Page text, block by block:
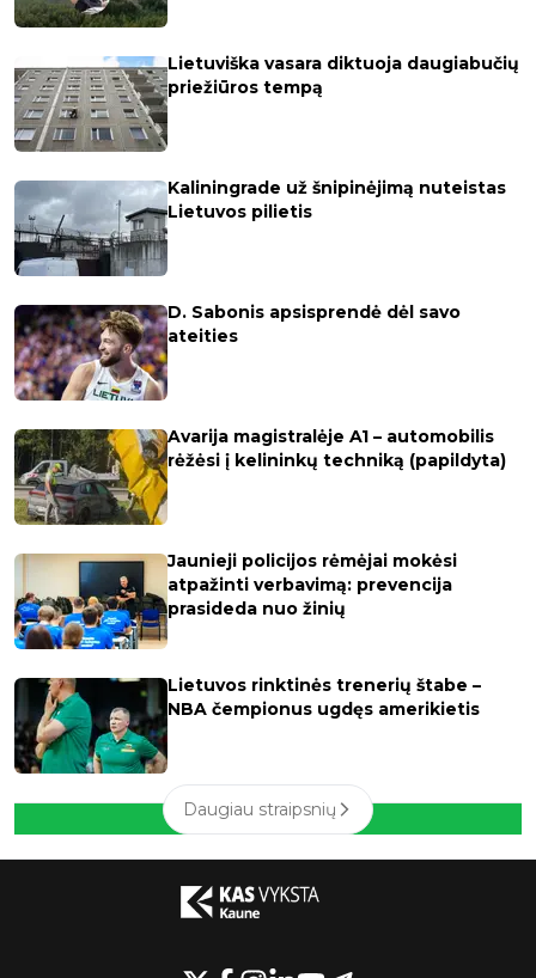
Lietuviška vasara diktuoja daugiabučių
priežiūros tempą
Kaliningrade už šnipinėjimą nuteistas
Lietuvos pilietis
D. Sabonis apsisprendė dėl savo
ateities
Avarija magistralėje A1 – automobilis
rėžėsi į kelininkų techniką (papildyta)
Jaunieji policijos rėmėjai mokėsi
atpažinti verbavimą: prevencija
prasideda nuo žinių
Lietuvos rinktinės trenerių štabe –
NBA čempionus ugdęs amerikietis
Daugiau straipsnių